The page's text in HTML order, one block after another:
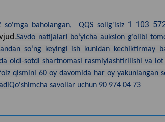
so'mga baholangan, QQS solig'isiz 1 103
Savdo natijalari bo‘yicha auksion g‘olibi
so‘ng keyingi ish kunidan kechiktirmay
oldi-sotdi shartnomasi rasmiylashtirilishi va
qismini 60 oy davomida har oy yakunlangan
Qo'shimcha savollar uchun 90 974 04 73